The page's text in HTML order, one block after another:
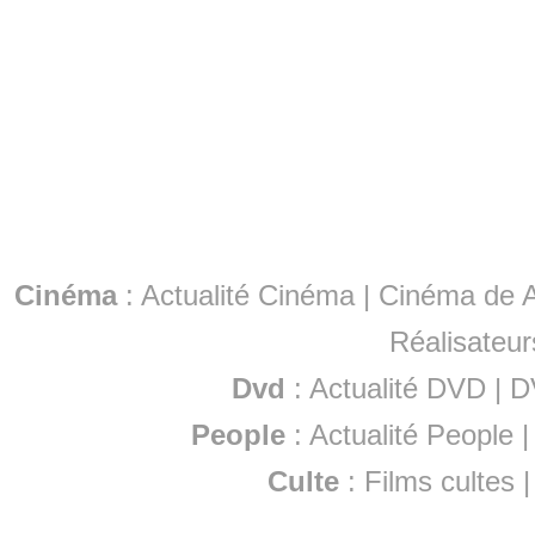
Cinéma: Actualité Cinéma | Cinéma de
Dvd : Actualité DVD |
People :Actualité People
Culte : Films cultes